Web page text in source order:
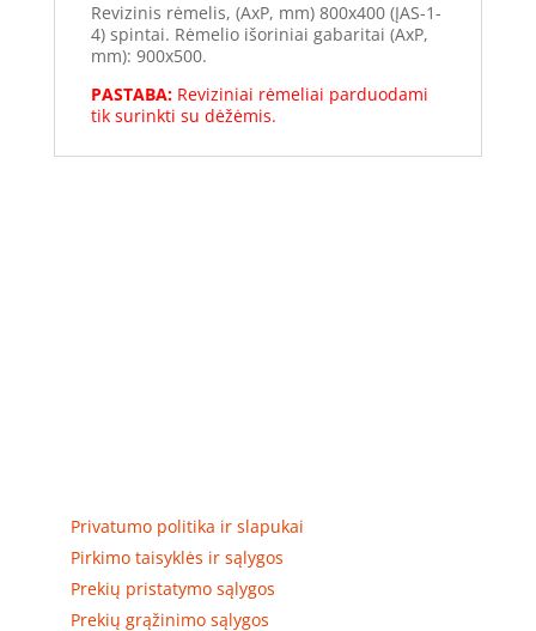
Revizinis rėmelis, (AxP, mm) 800x400 (ĮAS-1-
4) spintai. Rėmelio išoriniai gabaritai (AxP,
mm): 900x500.
PASTABA:Reviziniai rėmeliai parduodami
tik surinkti su dėžėmis.
Privatumo politika ir slapukai
Pirkimo taisyklės ir sąlygos
Prekių pristatymo sąlygos
Prekių grąžinimo sąlygos